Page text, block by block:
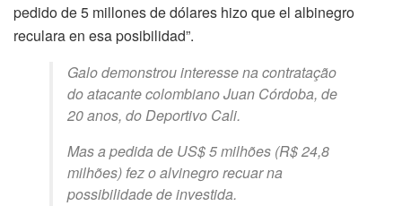
pedido de 5 millones de dólares hizo que el albinegro
reculara en esa posibilidad”.
Galo demonstrou interesse na contratação
do atacante colombiano Juan Córdoba, de
20 anos, do Deportivo Cali.
Mas a pedida de US$ 5 milhões (R$ 24,8
milhões) fez o alvinegro recuar na
possibilidade de investida.